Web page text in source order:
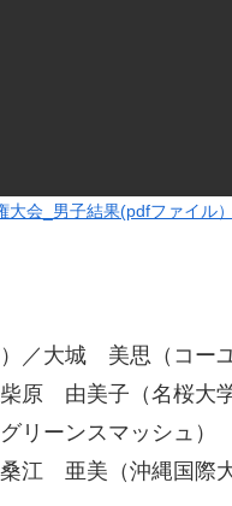
会_男子結果(pdfファイル）
大城 美思（コーユ
原 由美子（名桜大学
ーンスマッシュ）
江 亜美（沖縄国際大